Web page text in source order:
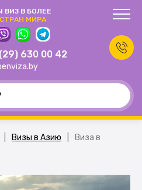
ВИЗ В БОЛЕЕ
МИРА
630 00 42
Визы в Азию
Виза в